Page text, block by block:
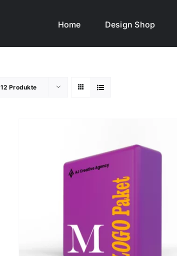
Home Design Shop
12 Produkte